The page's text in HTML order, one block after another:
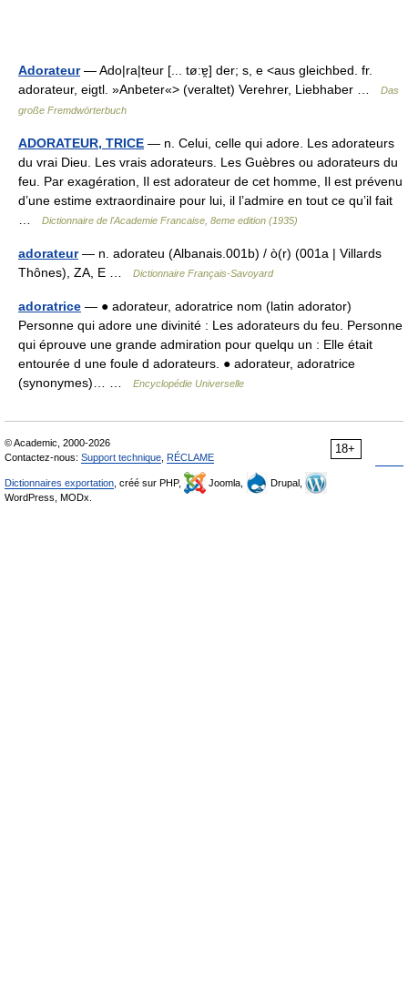
Adorateur— Ado|ra|teur [... tø:ɐ̯] der; s, e <aus gleichbed. fr.
adorateur, eigtl. »Anbeter«> (veraltet) Verehrer, Liebhaber …
Das
große Fremdwörterbuch
ADORATEUR, TRICE — n. Celui, celle qui adore. Les adorateurs
du vrai Dieu. Les vrais adorateurs. Les Guèbres ou adorateurs du
feu. Par exagération, Il est adorateur de cet homme, Il est prévenu
d’une estime extraordinaire pour lui, il l’admire en tout ce qu’il fait
…
Dictionnaire de l'Academie Francaise, 8eme edition (1935)
adorateur— n. adorateu (Albanais.001b) / ò(r) (001a | Villards
Thônes), ZA, E …
Dictionnaire Français-Savoyard
adoratrice — ● adorateur, adoratrice nom (latin adorator)
Personne qui adore une divinité : Les adorateurs du feu. Personne
qui éprouve une grande admiration pour quelqu un : Elle était
entourée d une foule d adorateurs. ● adorateur, adoratrice
(synonymes)… …
Encyclopédie Universelle
18+
© Academic, 2000-2026
Contactez-nous: Support technique, RÉCLAME
Dictionnaires exportation, créé sur PHP, Joomla,
Drupal,
WordPress, MODx.